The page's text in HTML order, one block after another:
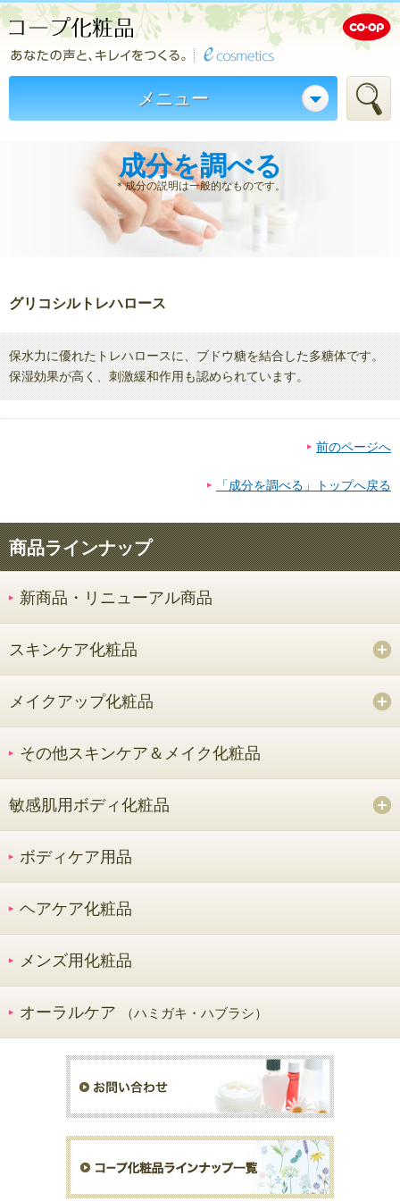
メニュー
成分を調べる
＊成分の説明は一般的なものです。
グリコシルトレハロース
保水力に優れたトレハロースに、ブドウ糖を結合した多糖体です。
保湿効果が高く、刺激緩和作用も認められています。
前のページへ
「成分を調べる」トップへ戻る
商品ラインナップ
新商品・リニューアル商品
スキンケア化粧品
メイクアップ化粧品
その他スキンケア＆メイク化粧品
敏感肌用ボディ化粧品
ボディケア用品
ヘアケア化粧品
メンズ用化粧品
オーラルケア （ハミガキ・ハブラシ）